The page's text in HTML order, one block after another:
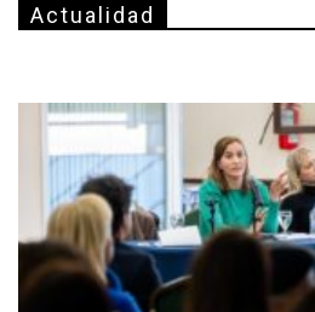
Actualidad